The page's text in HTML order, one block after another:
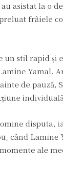
asistat la o
frâiele
stil rapid și
Yamal.
de
disputa,
când
ale